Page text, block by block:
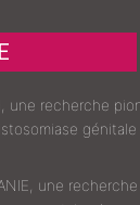
une recherche
une